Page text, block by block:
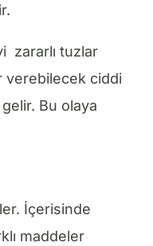
zararlı tuzlar
verebilecek ciddi
Bu olaya
İçerisinde
maddeler